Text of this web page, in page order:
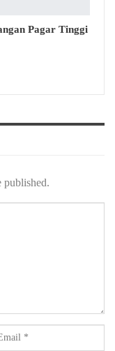
Pagar Tinggi
published.